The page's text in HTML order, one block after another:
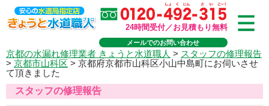
24時間受付／お見積もり無料
メールでのお問い合わせ
京都の水漏れ修理業者 きょうと水道職人 > スタッフの修理報告
> 京都市山科区 > 京都府京都市山科区小山中島町にお伺いさせ
て頂きました
スタッフの修理報告